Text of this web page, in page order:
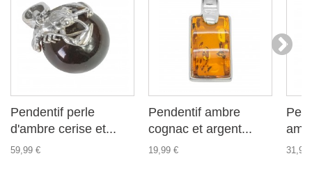
Pendentif perle
d'ambre cerise et...
59,99 €
Pendentif ambre
cognac et argent...
19,99 € 31,99